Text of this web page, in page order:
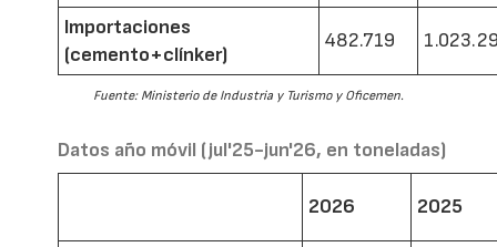
Importaciones
(cemento+clínker)
482.719
Fuente: Ministerio de Industria y Turismo y Oficemen.
Datos año móvil (jul'25-jun'26, en toneladas)
2026 2025